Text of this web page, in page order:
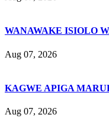
WANAWAKE ISIOLO
Aug 07, 2026
KAGWE APIGA
Aug 07, 2026